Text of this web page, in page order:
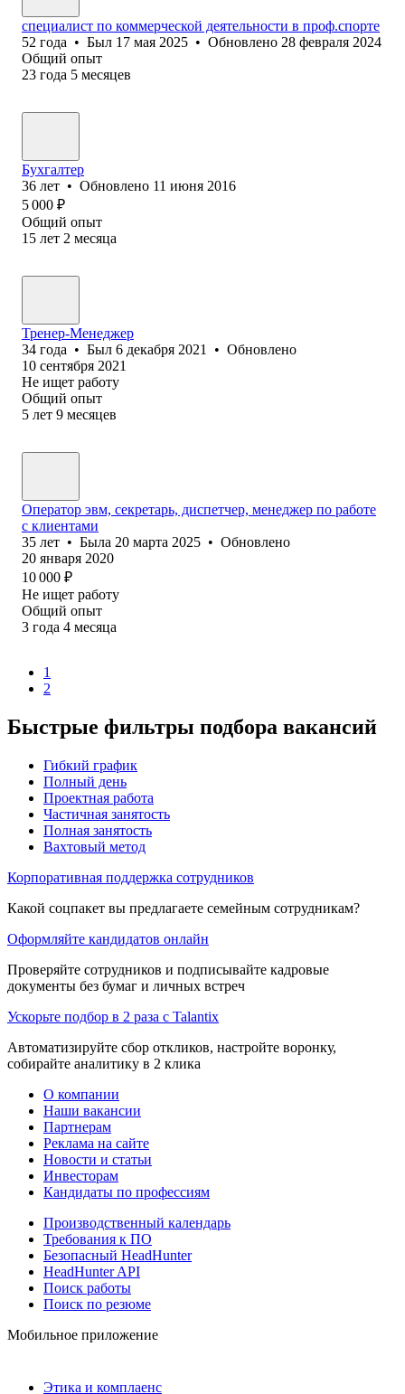
специалист по коммерческой деятельности в проф.спорте
52 года • Был 17 мая 2025 • Обновлено 28 февраля 2024
Общий опыт
23 года 5 месяцев
Бухгалтер
36 лет • Обновлено 11 июня 2016
5 000 ₽
Общий опыт
15 лет 2 месяца
Тренер-Менеджер
34 года • Был 6 декабря 2021 • Обновлено
10 сентября 2021
Не ищет работу
Общий опыт
5 лет 9 месяцев
Оператор эвм, секретарь, диспетчер, менеджер по работе
с клиентами
35 лет • Была 20 марта 2025 • Обновлено
20 января 2020
10 000 ₽
Не ищет работу
Общий опыт
3 года 4 месяца
1
2
Быстрые фильтры подбора вакансий
Гибкий график
Полный день
Проектная работа
Частичная занятость
Полная занятость
Вахтовый метод
Корпоративная поддержка сотрудников
Какой соцпакет вы предлагаете семейным сотрудникам?
Оформляйте кандидатов онлайн
Проверяйте сотрудников и подписывайте кадровые
документы без бумаг и личных встреч
Ускорьте подбор в 2 раза с Talantix
Автоматизируйте сбор откликов, настройте воронку,
собирайте аналитику в 2 клика
О компании
Наши вакансии
Партнерам
Реклама на сайте
Новости и статьи
Инвесторам
Кандидаты по профессиям
Производственный календарь
Требования к ПО
Безопасный HeadHunter
HeadHunter API
Поиск работы
Поиск по резюме
Мобильное приложение
Этика и комплаенс